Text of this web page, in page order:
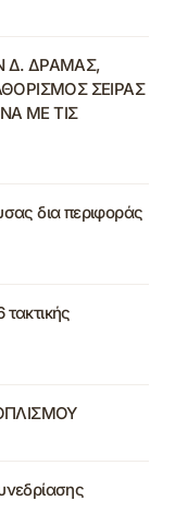
Δ. ΔΡΑΜΑΣ,
ΣΕΙΡΑΣ
ΜΕ ΤΙΣ
δια περιφοράς